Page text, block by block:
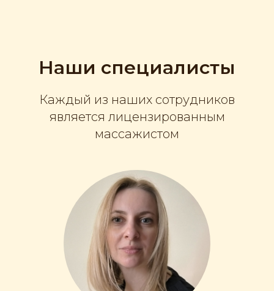
Наши специалисты
Каждый из наших сотрудников
является лицензированным
массажистом